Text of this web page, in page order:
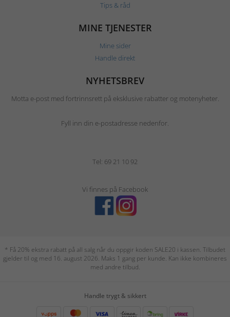
Tips & råd
MINE TJENESTER
Mine sider
Handle direkt
NYHETSBREV
Motta e-post med fortrinnsrett på eksklusive rabatter og motenyheter.
Fyll inn din e-postadresse nedenfor.
Tel: 69 21 10 92
Vi finnes på Facebook
* Få 20% ekstra rabatt på all salg når du oppgir koden SALE20 i kassen. Tilbudet
gjelder til og med 16. august 2026. Maks 1 gang per kunde. Kan ikke kombineres
med andre tilbud.
Handle trygt & sikkert